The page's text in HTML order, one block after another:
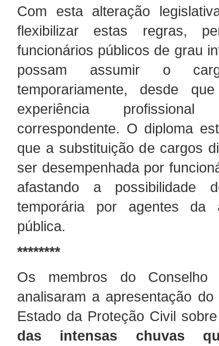
Com esta alteração
flexibilizar estas regras,
funcionários públicos de grau
possam assumir o
temporariamente, desde
experiência
correspondente. O diploma
que a substituição de cargos
ser desempenhada por
afastando a possibilidade
temporária por agentes da
pública.
********
Os membros do Conselho
analisaram a apresentação
Estado da Proteção Civil
das intensas chuvas